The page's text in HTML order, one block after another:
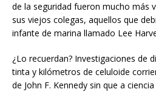
de la seguridad fueron mucho más
sus viejos colegas, aquellos que
infante de marina llamado Lee
¿Lo recuerdan? Investigaciones de
tinta y kilómetros de celuloide
de John F. Kennedy sin que a